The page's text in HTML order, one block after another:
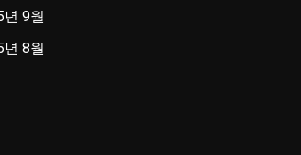
년 9월
년 8월